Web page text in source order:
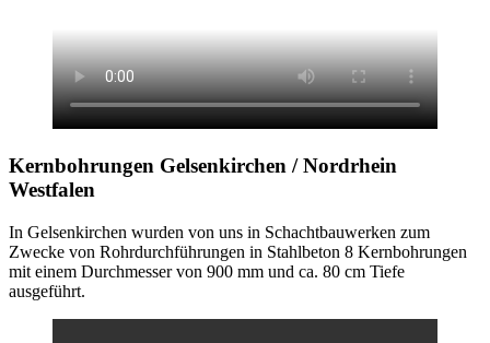
Kernbohrungen Gelsenkirchen / Nordrhein
Westfalen
In Gelsenkirchen wurden von uns in Schachtbauwerken zum
Zwecke von Rohrdurchführungen in Stahlbeton 8 Kernbohrungen
mit einem Durchmesser von 900 mm und ca. 80 cm Tiefe
ausgeführt.